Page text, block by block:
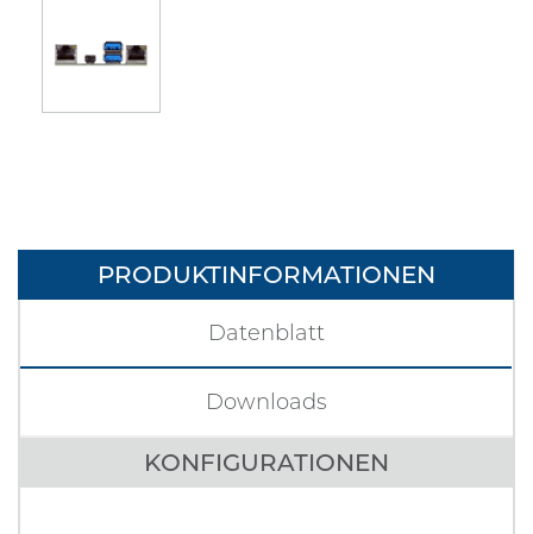
PRODUKTINFORMATIONEN
KONFIGURATIONEN
Datenblatt
Downloads